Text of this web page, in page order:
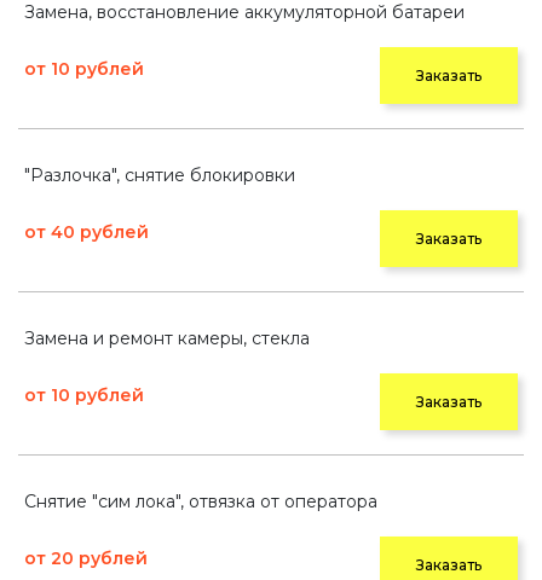
Замена, восстановление аккумуляторной батареи
от 10 рублей Заказать
"Разлочка", снятие блокировки
от 40 рублей Заказать
Замена и ремонт камеры, стекла
от 10 рублей Заказать
Снятие "сим лока", отвязка от оператора
от 20 рублей Заказать